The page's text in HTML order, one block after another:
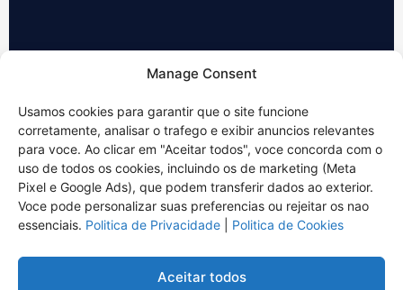
Manage Consent
Usamos cookies para garantir que o site funcione
corretamente, analisar o trafego e exibir anuncios relevantes
para voce. Ao clicar em "Aceitar todos", voce concorda com o
uso de todos os cookies, incluindo os de marketing (Meta
Pixel e Google Ads), que podem transferir dados ao exterior.
Voce pode personalizar suas preferencias ou rejeitar os nao
essenciais. Politica de Privacidade Politica de Cookies
Aceitar todos
contato@ecosan.srv.br
Rua Vitalino Luiz da Silva, 256
Galpão 01, Ipiranga
São José/SC
© 2026 NOVAECO AMBIENTAL — ECOSAN SERVIÇOS LTDA. Todos os